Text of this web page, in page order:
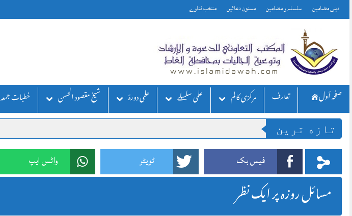
Skipto
content
دینی مضامین سلسلہ و مضامین مسنون دعائیں منتخب فتاوے
صفحه أول تعارف مركزی كالم علمی سلسلے علمی دورۂ شیخ مقصود الحسن خطبات جمعہ
تازه ترين
فیس بک ٹویٹر واٹس ایپ
مسائل روزہ پر ایک نظر